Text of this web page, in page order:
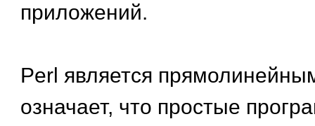
приложений.
Perl является
означает, что простые